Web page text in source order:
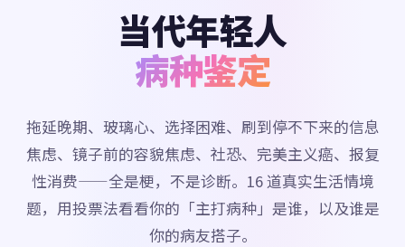
当代年轻人
病种鉴定
拖延晚期、玻璃心、选择困难、刷到停不下来的信息
焦虑、镜子前的容貌焦虑、社恐、完美主义癌、报复
性消费——全是梗，不是诊断。16 道真实生活情境
题，用投票法看看你的「主打病种」是谁，以及谁是
你的病友搭子。